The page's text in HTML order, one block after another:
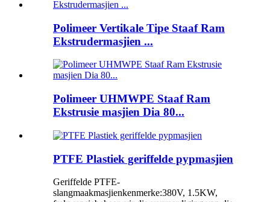
Polimeer Vertikale Tipe Staaf Ram
Ekstrudermasjien ...
Polimeer UHMWPE Staaf Ram
Ekstrusie masjien Dia 80...
PTFE Plastiek geriffelde pypmasjien
Geriffelde PTFE-
slangmaakmasjienkenmerke:380V, 1.5KW,